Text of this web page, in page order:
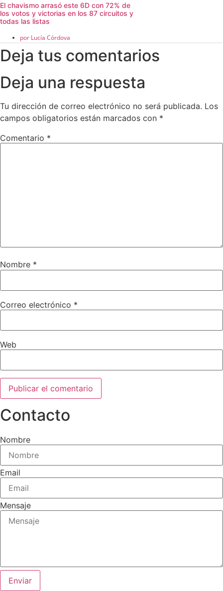
El chavismo arrasó este 6D con 72% de
los votos y victorias en los 87 circuitos y
todas las listas
por Lucía Córdova
Deja tus comentarios
Deja una respuesta
Tu dirección de correo electrónico no será publicada. Los
campos obligatorios están marcados con *
Comentario *
Nombre *
Correo electrónico *
Web
Contacto
Nombre
Email
Mensaje
Enviar